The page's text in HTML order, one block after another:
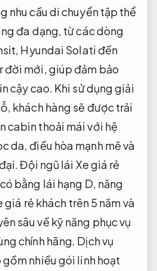
nhu cầu di chuyển tập thể
đa dạng, từ các dòng
Hyundai Solati đến
đời mới, giúp đảm bảo
cậy cao. Khi sử dụng giải
khách hàng sẽ được trải
cabin thoải mái với hệ
da, điều hòa mạnh mẽ và
Đội ngũ lái Xe giá rẻ
bằng lái hạng D, năng
rẻ khách trên 5 năm và
sâu về kỹ năng phục vụ
chính hãng. Dịch vụ
gồm nhiều gói linh hoạt